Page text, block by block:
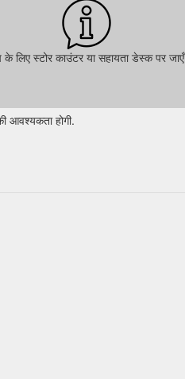
लिए स्टोर काउंटर या सहायता डेस्क पर जाएँ
आवश्यकता होगी.